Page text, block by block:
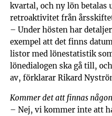
kvartal, och ny lön betalas
retroaktivitet från
– Under hösten har
exempel att det finns
listor med lönestatistik
lönedialogen ska gå till,
av, förklarar Rikard
Kommer det att finnas
– Nej, vi kommer inte att